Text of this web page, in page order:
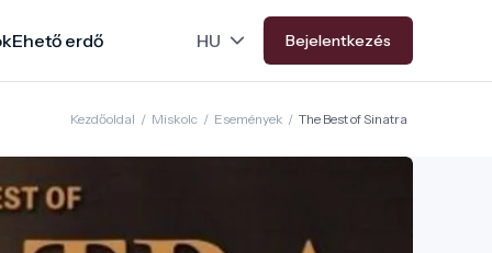
Ehető erdő Bejelentkezés
Kezdőoldal / Miskolc / Események / The Best of Sinatra